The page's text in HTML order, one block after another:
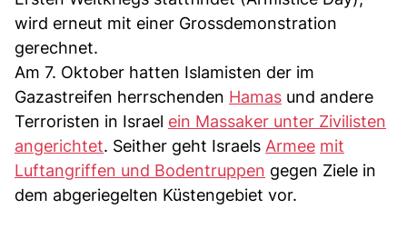
wird erneut mit einer Grossdemonstration
gerechnet.
Am 7. Oktober hatten Islamisten der im
Gazastreifen herrschenden Hamas und andere
Terroristen in Israel ein Massaker unter Zivilisten
angerichtet. Seither geht Israels Armee mit
Luftangriffen und Bodentruppen gegen Ziele in
dem abgeriegelten Küstengebiet vor.